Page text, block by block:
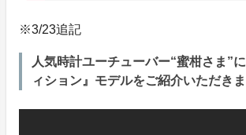
※3/23追記
人気時計ユーチューバー“蜜柑さま”
ィション』モデルをご紹介いただきま